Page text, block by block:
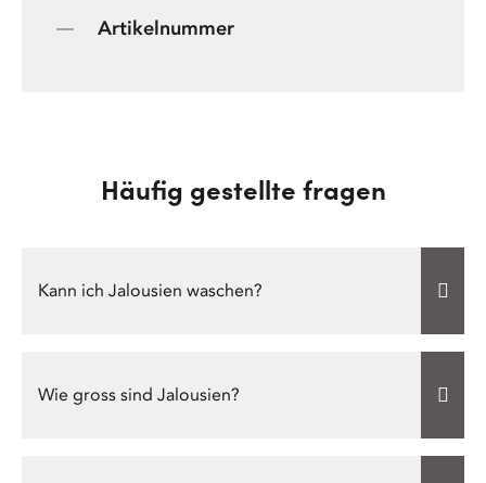
Artikelnummer
Häufig gestellte fragen
Kann ich Jalousien waschen?
Wie gross sind Jalousien?